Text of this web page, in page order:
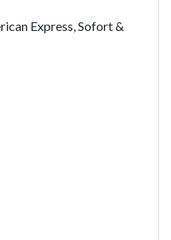
Express, Sofort &